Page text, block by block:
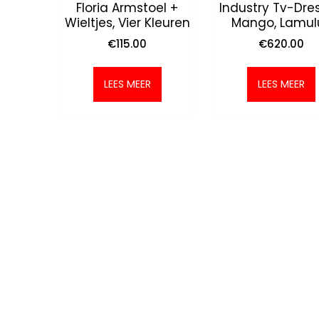
Floria Armstoel +
Wieltjes, Vier Kleuren
€115.00
LEES MEER
Industry Tv-
Mango,
€620.00
LEES MEER